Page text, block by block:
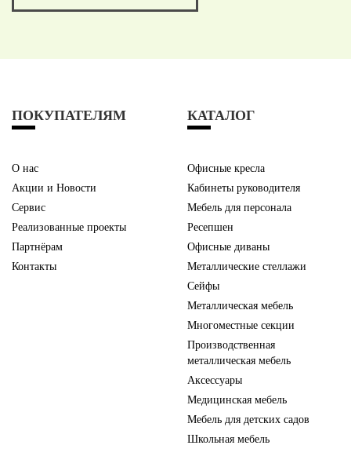
ПОКУПАТЕЛЯМ
О нас
Акции и Новости
Сервис
Реализованные проекты
Партнёрам
Контакты
КАТАЛОГ
Офисные кресла
Кабинеты руководителя
Мебель для персонала
Ресепшен
Офисные диваны
Металлические стеллажи
Сейфы
Металлическая мебель
Многоместные секции
Производственная
металлическая мебель
Аксессуары
Медицинская мебель
Мебель для детских садов
Школьная мебель